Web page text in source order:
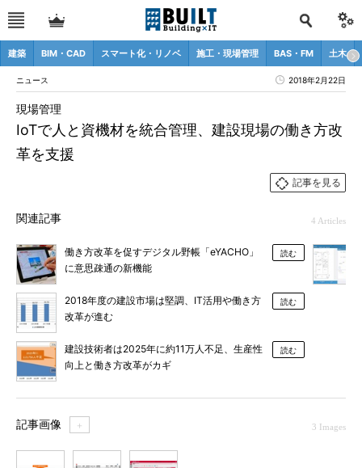
建築 BIM・CAD スマート化・リノベ 施工・現場管理 BAS・FM 土木
ニュース 2018年2月22日
IoTで人と資機材を統合管理、建設現場の働き方改
革を支援
現場管理
記事を見る
関連記事 4 Articles
働き方改革を促すデジタル野帳「eYACHO」
に意思疎通の新機能
読む
2018年度の建設市場は堅調、IT活用や働き方
改革が進む
読む
建設技術者は2025年に約11万人不足、生産性
向上と働き方改革がカギ
読む
記事画像 ＋ 3 Images